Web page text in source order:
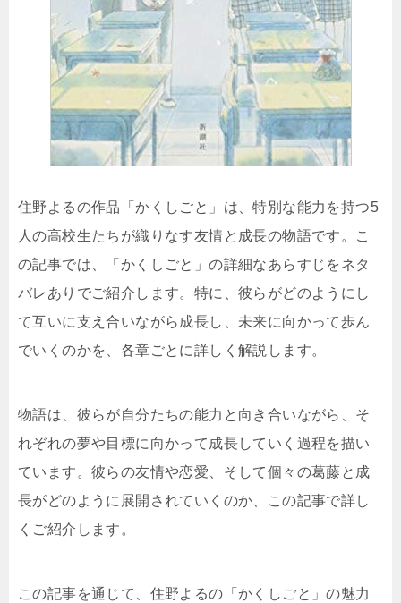
住野よるの作品「かくしごと」は、特別な能力を持つ5
人の高校生たちが織りなす友情と成長の物語です。こ
の記事では、「かくしごと」の詳細なあらすじをネタ
バレありでご紹介します。特に、彼らがどのようにし
て互いに支え合いながら成長し、未来に向かって歩ん
でいくのかを、各章ごとに詳しく解説します。
物語は、彼らが自分たちの能力と向き合いながら、そ
れぞれの夢や目標に向かって成長していく過程を描い
ています。彼らの友情や恋愛、そして個々の葛藤と成
長がどのように展開されていくのか、この記事で詳し
くご紹介します。
この記事を通じて、住野よるの「かくしごと」の魅力